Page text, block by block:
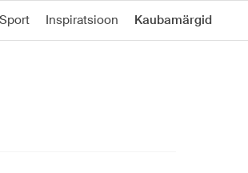
Sport Inspiratsioon Kaubamärgid